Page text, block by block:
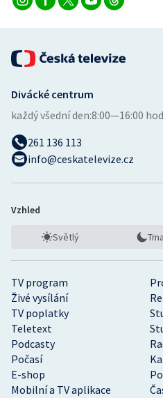
TV program
Živé vysílání
TV poplatky
Teletext
Podcasty
Počasí
E-shop
Mobilní a TV aplikace
Divácké centrum
každý všední den:8:00—16:00
261 136 113
info@ceskatelevize.cz
Vzhled
Světlý